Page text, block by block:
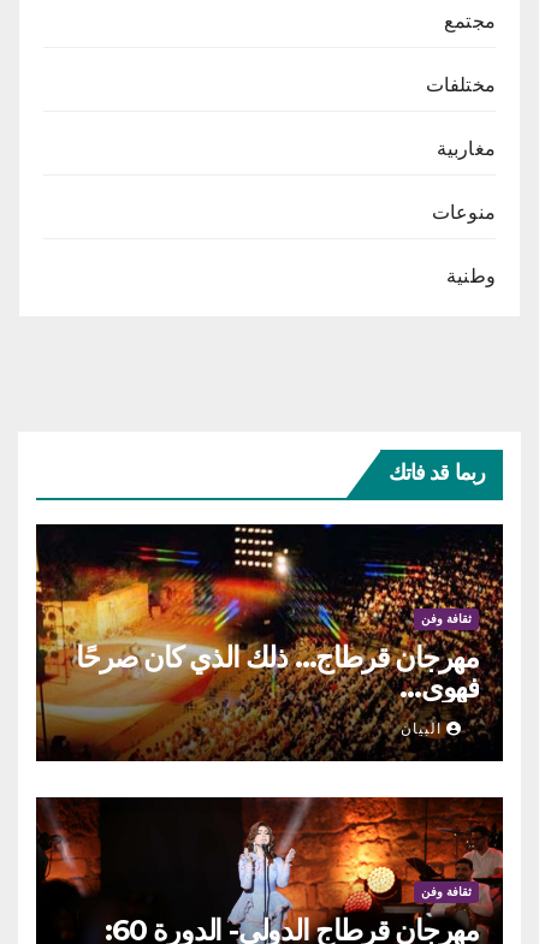
مجتمع
مختلفات
مغاربية
منوعات
وطنية
ربما قد فاتك
ثقافة وفن
مهرجان قرطاج… ذلك الذي كان صرحًا
فهوى…
البيان
ثقافة وفن
مهرجان قرطاج الدولي- الدورة 60: